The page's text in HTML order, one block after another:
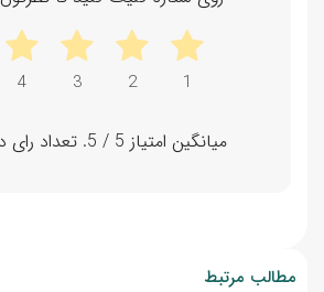
میانگین امتیاز 5 / 5. تعداد رای دهندگان
مطالب مرتبط